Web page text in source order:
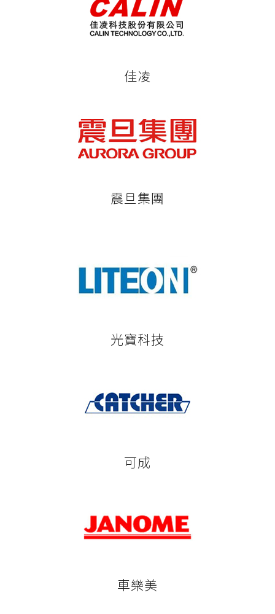
佳凌
震旦集團
光寶科技
可成
車樂美